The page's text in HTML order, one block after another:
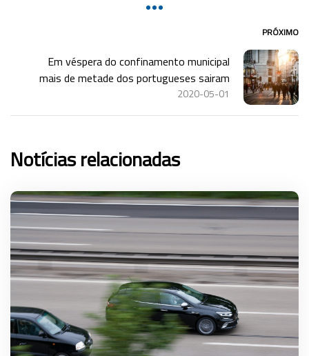
PRÓXIMO
Em véspera do confinamento municipal
mais de metade dos portugueses sairam
2020-05-01
Notícias relacionadas